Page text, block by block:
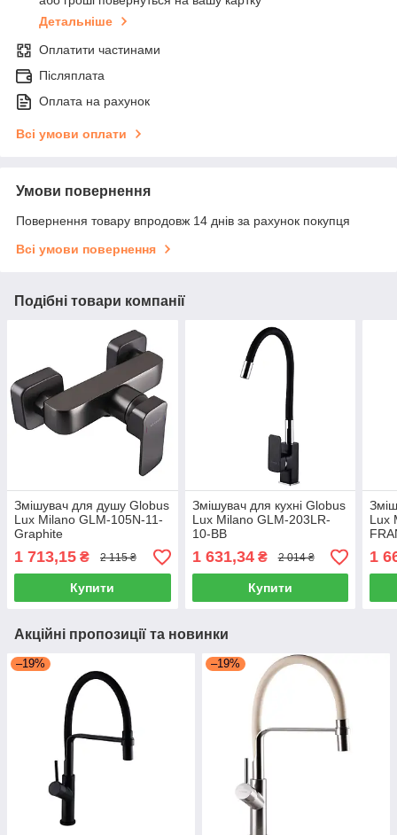
Детальніше
Оплатити частинами
Післяплата
Оплата на рахунок
Всі умови оплати
Умови повернення
Повернення товару впродовж 14 днів за рахунок покупця
Всі умови повернення
Подібні товари компанії
Змішувач для душу Globus
Lux Milano GLM-105N-11-
Graphite
1 713,15 ₴ 2 115 ₴
Купити
Змішувач для кухні Globus
Lux Milano GLM-203LR-
10-BB
1 631,34₴ 2 014 ₴
Купити
Lux
1
Акційні пропозиції та новинки
–19% –19%